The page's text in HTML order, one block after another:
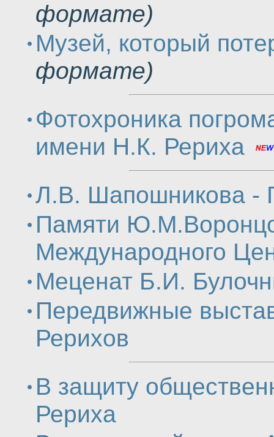
формате)
Музей, который
формате)
Фотохроника
имени Н.К. Рериха
Л.В. Шапошникова -
Памяти
Международного
Меценат Б.И.
Передвижные
Рерихов
В защиту
Рериха